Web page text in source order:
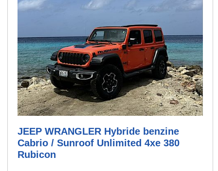
JEEP WRANGLER Hybride benzine
Cabrio / Sunroof Unlimited 4xe 380
Rubicon